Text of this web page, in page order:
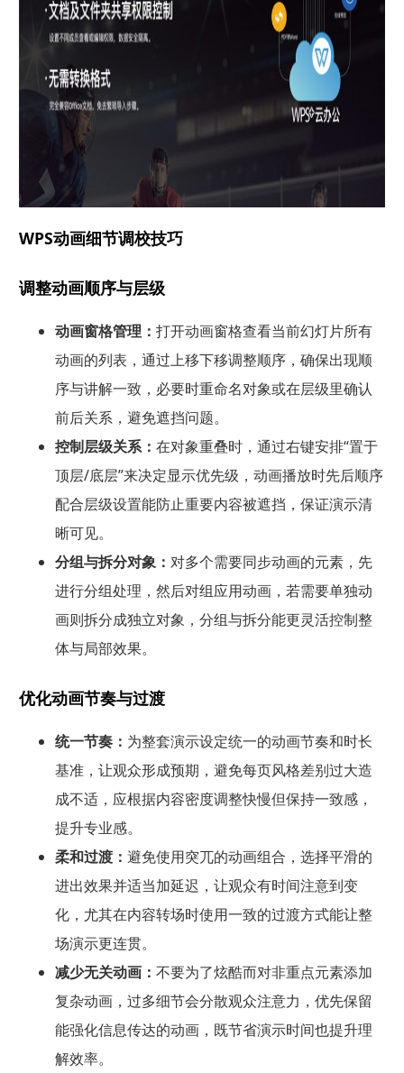
WPS动画细节调校技巧
调整动画顺序与层级
动画窗格管理： 打开动画窗格查看当前幻灯片所有
动画的列表，通过上移下移调整顺序，确保出现顺
序与讲解一致，必要时重命名对象或在层级里确认
前后关系，避免遮挡问题。
控制层级关系： 在对象重叠时，通过右键安排“置于
顶层/底层”来决定显示优先级，动画播放时先后顺序
配合层级设置能防止重要内容被遮挡，保证演示清
晰可见。
分组与拆分对象： 对多个需要同步动画的元素，先
进行分组处理，然后对组应用动画，若需要单独动
画则拆分成独立对象，分组与拆分能更灵活控制整
体与局部效果。
优化动画节奏与过渡
统一节奏： 为整套演示设定统一的动画节奏和时长
基准，让观众形成预期，避免每页风格差别过大造
成不适，应根据内容密度调整快慢但保持一致感，
提升专业感。
柔和过渡： 避免使用突兀的动画组合，选择平滑的
进出效果并适当加延迟，让观众有时间注意到变
化，尤其在内容转场时使用一致的过渡方式能让整
场演示更连贯。
减少无关动画： 不要为了炫酷而对非重点元素添加
复杂动画，过多细节会分散观众注意力，优先保留
能强化信息传达的动画，既节省演示时间也提升理
解效率。